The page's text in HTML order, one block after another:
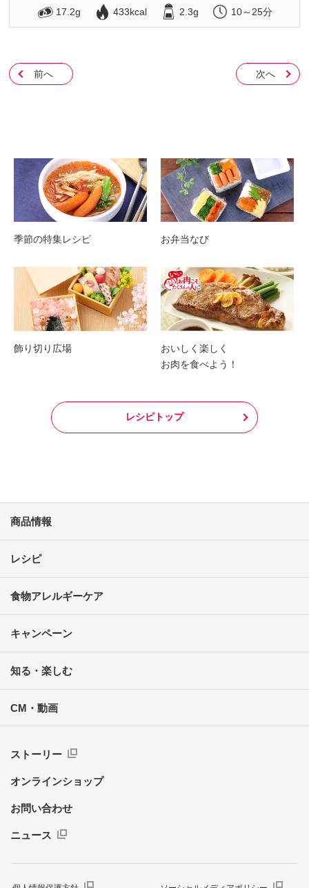
17.2g 433kcal 2.3g 10～25分
前へ 次へ
季節の特集レシピ お弁当なび
飾り切り広場
おいしく楽しく
お肉を食べよう！
レシピトップ
商品情報
レシピ
食物アレルギーケア
キャンペーン
知る・楽しむ
CM・動画
ストーリー
オンラインショップ
お問い合わせ
ニュース